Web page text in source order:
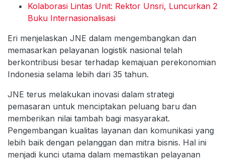
Kolaborasi Lintas Unit: Rektor Unsri, Luncurkan 2
Buku Internasionalisasi
Eri menjelaskan JNE dalam mengembangkan dan
memasarkan pelayanan logistik nasional telah
berkontribusi besar terhadap kemajuan perekonomian
Indonesia selama lebih dari 35 tahun.
JNE terus melakukan inovasi dalam strategi
pemasaran untuk menciptakan peluang baru dan
memberikan nilai tambah bagi masyarakat.
Pengembangan kualitas layanan dan komunikasi yang
lebih baik dengan pelanggan dan mitra bisnis. Hal ini
menjadi kunci utama dalam memastikan pelayanan